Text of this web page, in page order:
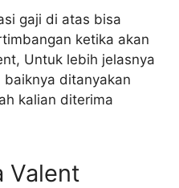
gaji di atas bisa
ketika akan
Untuk lebih jelasnya
baiknya ditanyakan
kalian diterima
Valent